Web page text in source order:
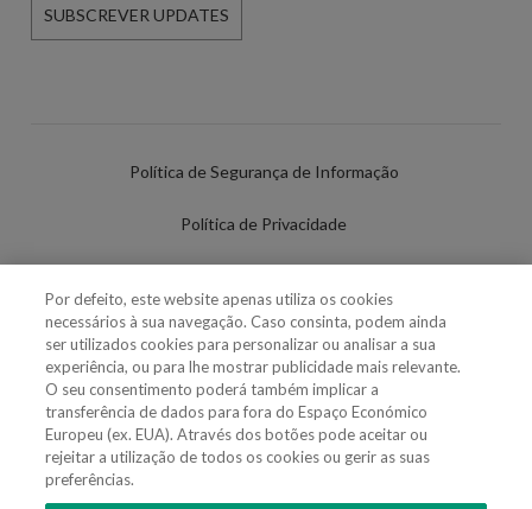
SUBSCREVER UPDATES
Política de Segurança de Informação
Política de Privacidade
Política de Cookies
Definições de cookies
Uso Fraudulento Nome/Marca
Por defeito, este website apenas utiliza os cookies
necessários à sua navegação. Caso consinta, podem ainda
ser utilizados cookies para personalizar ou analisar a sua
experiência, ou para lhe mostrar publicidade mais relevante.
O seu consentimento poderá também implicar a
transferência de dados para fora do Espaço Económico
Europeu (ex. EUA). Através dos botões pode aceitar ou
rejeitar a utilização de todos os cookies ou gerir as suas
preferências.